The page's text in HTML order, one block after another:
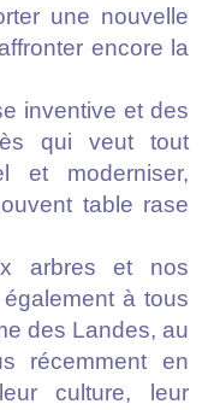
une nouvelle
encore la
inventive et des
qui veut tout
et moderniser,
table rase
arbres et nos
à tous
des Landes, au
récemment en
culture, leur